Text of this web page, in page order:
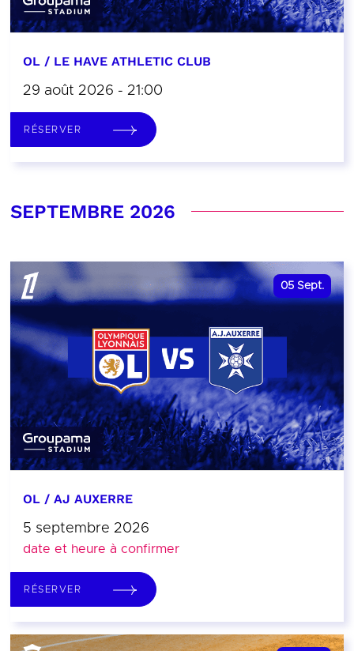
OL / LE HAVE ATHLETIC CLUB
29 août 2026 - 21:00
RÉSERVER
SEPTEMBRE 2026
05 Sept.
OL / AJ AUXERRE
5 septembre 2026
date et heure à confirmer
RÉSERVER